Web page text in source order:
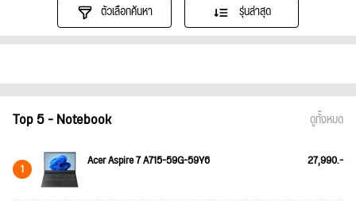
ตัวเลือกค้นหา รุ่นล่าสุด
Top 5 - Notebook ดูทั้งหมด
1 Acer Aspire 7 A715-59G-59Y6 27,990.-